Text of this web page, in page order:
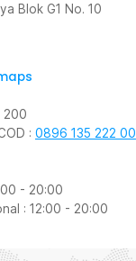
Blok G1 No. 10
200
: 0896 135 222 00
- 20:00
: 12:00 - 20:00